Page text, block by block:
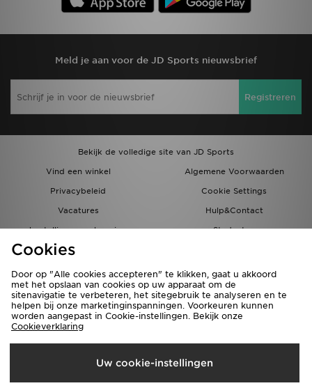
Meld je aan voor de JD Sports nieuwsbrief
Registreren
Bekijk de volledige site van JD Sports
Vind een winkel
Algemene Voorwaarden
Privacybeleid
Cookie Settings
Vacatures
Hulp&Contact
bestellingen en levering
Studenten
Partnerprogramma
Verzenden Naar
Nederland
Cookies
Door op "Alle cookies accepteren" te klikken, gaat u akkoord
met het opslaan van cookies op uw apparaat om de
sitenavigatie te verbeteren, het sitegebruik te analyseren en te
helpen bij onze marketinginspanningen. Voorkeuren kunnen
worden aangepast in Cookie-instellingen. Bekijk onze
Cookieverklaring
Uw cookie-instellingen